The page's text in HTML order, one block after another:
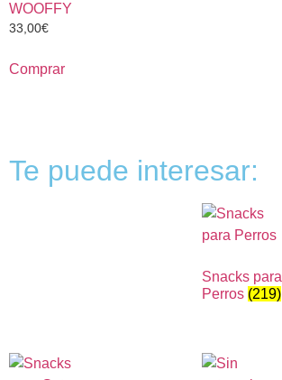
WOOFFY
33,00€
Comprar
Te puede interesar:
Snacks para
Perros (219)